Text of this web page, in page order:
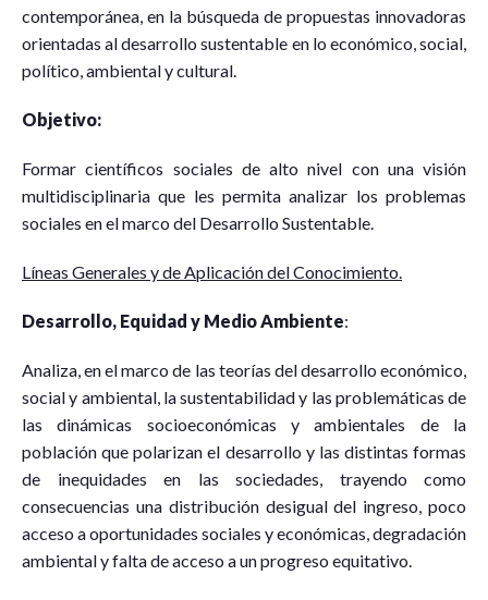
contemporánea, en la búsqueda de propuestas innovadoras
orientadas al desarrollo sustentable en lo económico, social,
político, ambiental y cultural.
Objetivo:
Formar científicos sociales de alto nivel con una visión
multidisciplinaria que les permita analizar los problemas
sociales en el marco del Desarrollo Sustentable.
Líneas Generales y de Aplicación del Conocimiento.
Desarrollo, Equidad y Medio Ambiente:
Analiza, en el marco de las teorías del desarrollo económico,
social y ambiental, la sustentabilidad y las problemáticas de
las dinámicas socioeconómicas y ambientales de la
población que polarizan el desarrollo y las distintas formas
de inequidades en las sociedades, trayendo como
consecuencias una distribución desigual del ingreso, poco
acceso a oportunidades sociales y económicas, degradación
ambiental y falta de acceso a un progreso equitativo.